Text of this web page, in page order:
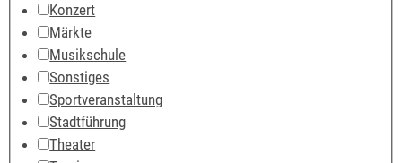
Konzert
Märkte
Musikschule
Sonstiges
Sportveranstaltung
Stadtführung
Theater